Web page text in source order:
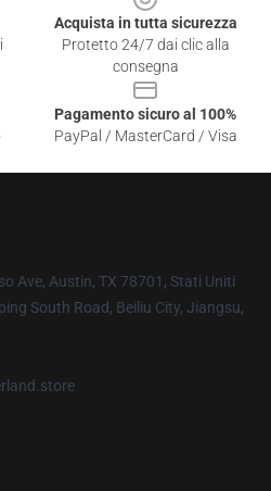
Acquista in tutta sicurezza
Protetto 24/7 dai clic alla
consegna
Pagamento sicuro al 100%
PayPal / MasterCard / Visa
Ave, Austin, TX 78701, Stati Uniti
South Road, Beiliu City, Jiangsu,